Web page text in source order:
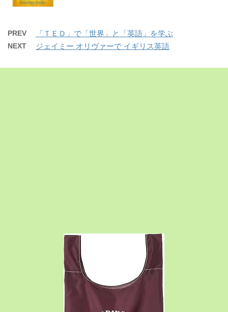
PREV 「ＴＥＤ」で「世界」と「英語」を学ぶ
NEXT ジェイミー オリヴァーで イギリス英語